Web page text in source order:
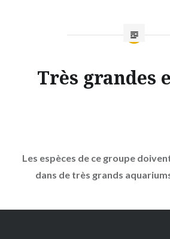
Très grandes
Les espèces de ce groupe
dans de très grands aquarium